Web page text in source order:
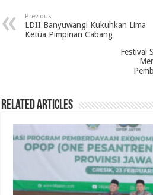
Previous
LDII Banyuwangi Kukuhkan Lima
Ketua Pimpinan Cabang
Festival
Related Articles